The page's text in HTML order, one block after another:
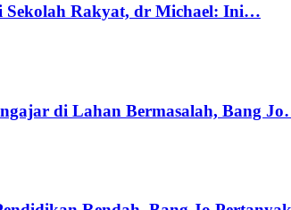
Sekolah Rakyat, dr Michael: Ini…
di Lahan Bermasalah, Bang